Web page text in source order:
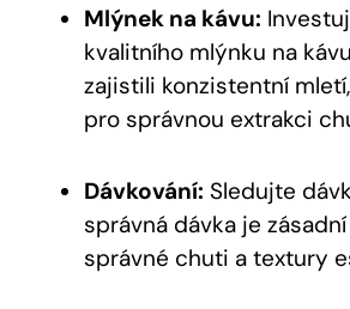
Mlýnek na kávu:
kvalitního mlýnku na
zajistili konzistentní
pro správnou extrakci
Dávkování: Sledujte
správná dávka je
správné chuti a textury